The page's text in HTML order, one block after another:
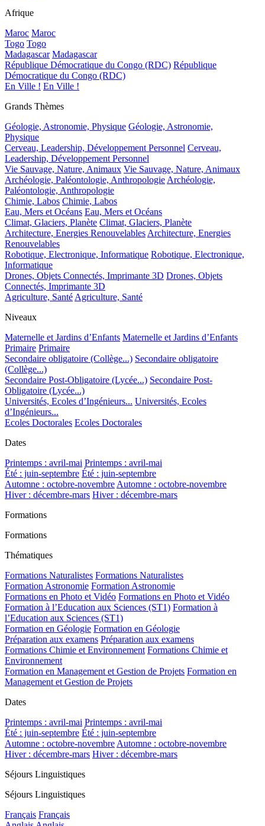
Afrique
Maroc Maroc
Togo Togo
Madagascar Madagascar
République Démocratique du Congo (RDC) République
Démocratique du Congo (RDC)
En Ville ! En Ville !
Grands Thèmes
Géologie, Astronomie, Physique Géologie, Astronomie,
Physique
Cerveau, Leadership, Développement Personnel Cerveau,
Leadership, Développement Personnel
Vie Sauvage, Nature, Animaux Vie Sauvage, Nature, Animaux
Archéologie, Paléontologie, Anthropologie Archéologie,
Paléontologie, Anthropologie
Chimie, Labos Chimie, Labos
Eau, Mers et Océans Eau, Mers et Océans
Climat, Glaciers, Planète Climat, Glaciers, Planète
Architecture, Energies Renouvelables Architecture, Energies
Renouvelables
Robotique, Electronique, Informatique Robotique, Electronique,
Informatique
Drones, Objets Connectés, Imprimante 3D Drones, Objets
Connectés, Imprimante 3D
Agriculture, Santé Agriculture, Santé
Niveaux
Maternelle et Jardins d’Enfants Maternelle et Jardins d’Enfants
Primaire Primaire
Secondaire obligatoire (Collège...) Secondaire obligatoire
(Collège...)
Secondaire Post-Obligatoire (Lycée...) Secondaire Post-
Obligatoire (Lycée...)
Universités, Ecoles d’Ingénieurs... Universités, Ecoles
d’Ingénieurs...
Ecoles Doctorales Ecoles Doctorales
Dates
Printemps : avril-mai Printemps : avril-mai
Été : juin-septembre Été : juin-septembre
Automne : octobre-novembre Automne : octobre-novembre
Hiver : décembre-mars Hiver : décembre-mars
Formations
Formations
Thématiques
Formations Naturalistes Formations Naturalistes
Formation Astronomie Formation Astronomie
Formations en Photo et Vidéo Formations en Photo et Vidéo
Formation à l’Education aux Sciences (ST1) Formation à
l’Education aux Sciences (ST1)
Formation en Géologie Formation en Géologie
Préparation aux examens Préparation aux examens
Formations Chimie et Environnement Formations Chimie et
Environnement
Formation en Management et Gestion de Projets Formation en
Management et Gestion de Projets
Dates
Printemps : avril-mai Printemps : avril-mai
Été : juin-septembre Été : juin-septembre
Automne : octobre-novembre Automne : octobre-novembre
Hiver : décembre-mars Hiver : décembre-mars
Séjours Linguistiques
Séjours Linguistiques
Français Français